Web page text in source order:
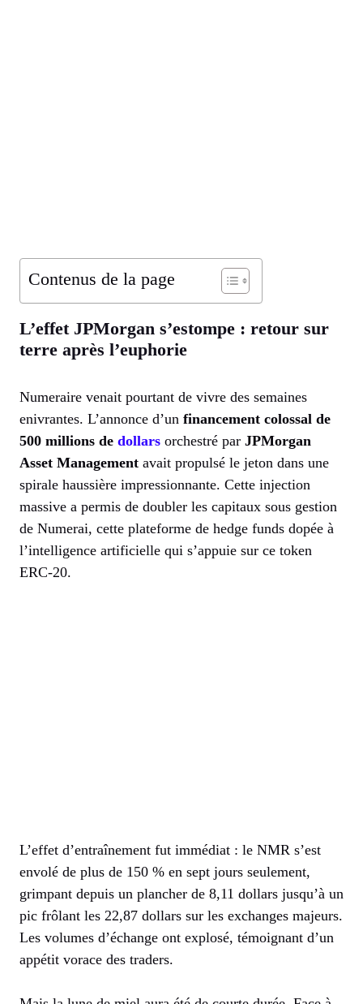
Contenus de la page
L’effet JPMorgan s’estompe : retour sur
terre après l’euphorie
Numeraire venait pourtant de vivre des semaines
enivrantes. L’annonce d’un financement colossal de
500 millions de dollars orchestré par JPMorgan
Asset Management avait propulsé le jeton dans une
spirale haussière impressionnante. Cette injection
massive a permis de doubler les capitaux sous gestion
de Numerai, cette plateforme de hedge funds dopée à
l’intelligence artificielle qui s’appuie sur ce token
ERC-20.
L’effet d’entraînement fut immédiat : le NMR s’est
envolé de plus de 150 % en sept jours seulement,
grimpant depuis un plancher de 8,11 dollars jusqu’à un
pic frôlant les 22,87 dollars sur les exchanges majeurs.
Les volumes d’échange ont explosé, témoignant d’un
appétit vorace des traders.